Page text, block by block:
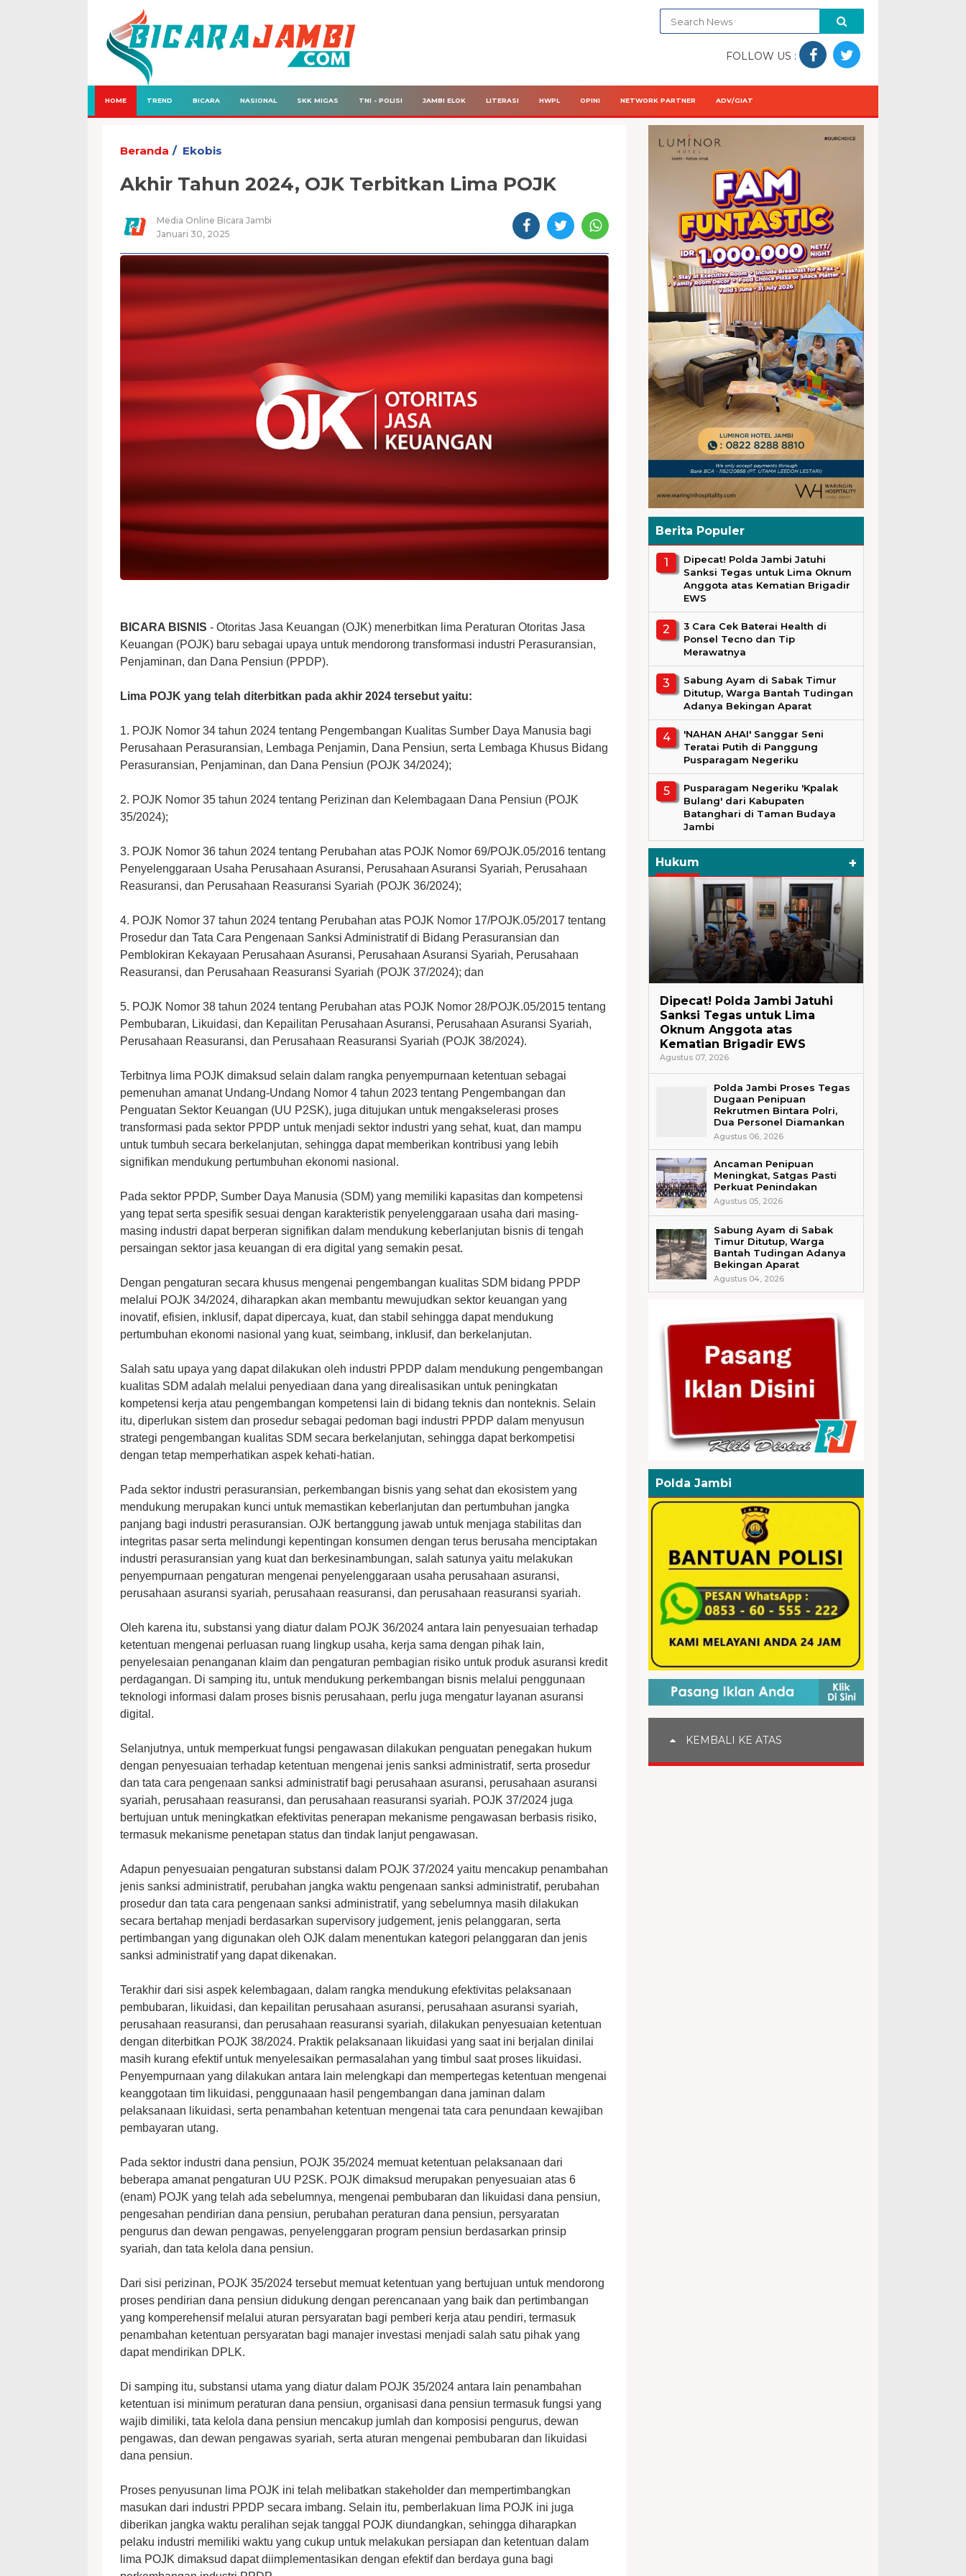
FOLLOW US :
HOME TREND BICARA NASIONAL SKK MIGAS TNI - POLISI JAMBI ELOK LITERASI HWPL OPINI NETWORK PARTNER ADV/GIAT
Beranda Ekobis
Akhir Tahun 2024, OJK Terbitkan Lima POJK
Media Online Bicara Jambi
Januari 30, 2025
BICARA BISNIS - Otoritas Jasa Keuangan (OJK) menerbitkan lima Peraturan Otoritas Jasa
Keuangan (POJK) baru sebagai upaya untuk mendorong transformasi industri Perasuransian,
Penjaminan, dan Dana Pensiun (PPDP).
Lima POJK yang telah diterbitkan pada akhir 2024 tersebut yaitu:
1. POJK Nomor 34 tahun 2024 tentang Pengembangan Kualitas Sumber Daya Manusia bagi
Perusahaan Perasuransian, Lembaga Penjamin, Dana Pensiun, serta Lembaga Khusus Bidang
Perasuransian, Penjaminan, dan Dana Pensiun (POJK 34/2024);
2. POJK Nomor 35 tahun 2024 tentang Perizinan dan Kelembagaan Dana Pensiun (POJK
35/2024);
3. POJK Nomor 36 tahun 2024 tentang Perubahan atas POJK Nomor 69/POJK.05/2016 tentang
Penyelenggaraan Usaha Perusahaan Asuransi, Perusahaan Asuransi Syariah, Perusahaan
Reasuransi, dan Perusahaan Reasuransi Syariah (POJK 36/2024);
4. POJK Nomor 37 tahun 2024 tentang Perubahan atas POJK Nomor 17/POJK.05/2017 tentang
Prosedur dan Tata Cara Pengenaan Sanksi Administratif di Bidang Perasuransian dan
Pemblokiran Kekayaan Perusahaan Asuransi, Perusahaan Asuransi Syariah, Perusahaan
Reasuransi, dan Perusahaan Reasuransi Syariah (POJK 37/2024); dan
5. POJK Nomor 38 tahun 2024 tentang Perubahan atas POJK Nomor 28/POJK.05/2015 tentang
Pembubaran, Likuidasi, dan Kepailitan Perusahaan Asuransi, Perusahaan Asuransi Syariah,
Perusahaan Reasuransi, dan Perusahaan Reasuransi Syariah (POJK 38/2024).
Terbitnya lima POJK dimaksud selain dalam rangka penyempurnaan ketentuan sebagai
pemenuhan amanat Undang-Undang Nomor 4 tahun 2023 tentang Pengembangan dan
Penguatan Sektor Keuangan (UU P2SK), juga ditujukan untuk mengakselerasi proses
transformasi pada sektor PPDP untuk menjadi sektor industri yang sehat, kuat, dan mampu
untuk tumbuh secara berkelanjutan, sehingga dapat memberikan kontribusi yang lebih
signifikan mendukung pertumbuhan ekonomi nasional.
Pada sektor PPDP, Sumber Daya Manusia (SDM) yang memiliki kapasitas dan kompetensi
yang tepat serta spesifik sesuai dengan karakteristik penyelenggaraan usaha dari masing-
masing industri dapat berperan signifikan dalam mendukung keberlanjutan bisnis di tengah
persaingan sektor jasa keuangan di era digital yang semakin pesat.
Dengan pengaturan secara khusus mengenai pengembangan kualitas SDM bidang PPDP
melalui POJK 34/2024, diharapkan akan membantu mewujudkan sektor keuangan yang
inovatif, efisien, inklusif, dapat dipercaya, kuat, dan stabil sehingga dapat mendukung
pertumbuhan ekonomi nasional yang kuat, seimbang, inklusif, dan berkelanjutan.
Salah satu upaya yang dapat dilakukan oleh industri PPDP dalam mendukung pengembangan
kualitas SDM adalah melalui penyediaan dana yang direalisasikan untuk peningkatan
kompetensi kerja atau pengembangan kompetensi lain di bidang teknis dan nonteknis. Selain
itu, diperlukan sistem dan prosedur sebagai pedoman bagi industri PPDP dalam menyusun
strategi pengembangan kualitas SDM secara berkelanjutan, sehingga dapat berkompetisi
dengan tetap memperhatikan aspek kehati-hatian.
Pada sektor industri perasuransian, perkembangan bisnis yang sehat dan ekosistem yang
mendukung merupakan kunci untuk memastikan keberlanjutan dan pertumbuhan jangka
panjang bagi industri perasuransian. OJK bertanggung jawab untuk menjaga stabilitas dan
integritas pasar serta melindungi kepentingan konsumen dengan terus berusaha menciptakan
industri perasuransian yang kuat dan berkesinambungan, salah satunya yaitu melakukan
penyempurnaan pengaturan mengenai penyelenggaraan usaha perusahaan asuransi,
perusahaan asuransi syariah, perusahaan reasuransi, dan perusahaan reasuransi syariah.
Oleh karena itu, substansi yang diatur dalam POJK 36/2024 antara lain penyesuaian terhadap
ketentuan mengenai perluasan ruang lingkup usaha, kerja sama dengan pihak lain,
penyelesaian penanganan klaim dan pengaturan pembagian risiko untuk produk asuransi kredit
perdagangan. Di samping itu, untuk mendukung perkembangan bisnis melalui penggunaan
teknologi informasi dalam proses bisnis perusahaan, perlu juga mengatur layanan asuransi
digital.
Selanjutnya, untuk memperkuat fungsi pengawasan dilakukan penguatan penegakan hukum
dengan penyesuaian terhadap ketentuan mengenai jenis sanksi administratif, serta prosedur
dan tata cara pengenaan sanksi administratif bagi perusahaan asuransi, perusahaan asuransi
syariah, perusahaan reasuransi, dan perusahaan reasuransi syariah. POJK 37/2024 juga
bertujuan untuk meningkatkan efektivitas penerapan mekanisme pengawasan berbasis risiko,
termasuk mekanisme penetapan status dan tindak lanjut pengawasan.
Adapun penyesuaian pengaturan substansi dalam POJK 37/2024 yaitu mencakup penambahan
jenis sanksi administratif, perubahan jangka waktu pengenaan sanksi administratif, perubahan
prosedur dan tata cara pengenaan sanksi administratif, yang sebelumnya masih dilakukan
secara bertahap menjadi berdasarkan supervisory judgement, jenis pelanggaran, serta
pertimbangan yang digunakan oleh OJK dalam menentukan kategori pelanggaran dan jenis
sanksi administratif yang dapat dikenakan.
Terakhir dari sisi aspek kelembagaan, dalam rangka mendukung efektivitas pelaksanaan
pembubaran, likuidasi, dan kepailitan perusahaan asuransi, perusahaan asuransi syariah,
perusahaan reasuransi, dan perusahaan reasuransi syariah, dilakukan penyesuaian ketentuan
dengan diterbitkan POJK 38/2024. Praktik pelaksanaan likuidasi yang saat ini berjalan dinilai
masih kurang efektif untuk menyelesaikan permasalahan yang timbul saat proses likuidasi.
Penyempurnaan yang dilakukan antara lain melengkapi dan mempertegas ketentuan mengenai
keanggotaan tim likuidasi, penggunaaan hasil pengembangan dana jaminan dalam
pelaksanaan likuidasi, serta penambahan ketentuan mengenai tata cara penundaan kewajiban
pembayaran utang.
Pada sektor industri dana pensiun, POJK 35/2024 memuat ketentuan pelaksanaan dari
beberapa amanat pengaturan UU P2SK. POJK dimaksud merupakan penyesuaian atas 6
(enam) POJK yang telah ada sebelumnya, mengenai pembubaran dan likuidasi dana pensiun,
pengesahan pendirian dana pensiun, perubahan peraturan dana pensiun, persyaratan
pengurus dan dewan pengawas, penyelenggaran program pensiun berdasarkan prinsip
syariah, dan tata kelola dana pensiun.
Dari sisi perizinan, POJK 35/2024 tersebut memuat ketentuan yang bertujuan untuk mendorong
proses pendirian dana pensiun didukung dengan perencanaan yang baik dan pertimbangan
yang komperehensif melalui aturan persyaratan bagi pemberi kerja atau pendiri, termasuk
penambahan ketentuan persyaratan bagi manajer investasi menjadi salah satu pihak yang
dapat mendirikan DPLK.
Di samping itu, substansi utama yang diatur dalam POJK 35/2024 antara lain penambahan
ketentuan isi minimum peraturan dana pensiun, organisasi dana pensiun termasuk fungsi yang
wajib dimiliki, tata kelola dana pensiun mencakup jumlah dan komposisi pengurus, dewan
pengawas, dan dewan pengawas syariah, serta aturan mengenai pembubaran dan likuidasi
dana pensiun.
Proses penyusunan lima POJK ini telah melibatkan stakeholder dan mempertimbangkan
masukan dari industri PPDP secara imbang. Selain itu, pemberlakuan lima POJK ini juga
diberikan jangka waktu peralihan sejak tanggal POJK diundangkan, sehingga diharapkan
pelaku industri memiliki waktu yang cukup untuk melakukan persiapan dan ketentuan dalam
lima POJK dimaksud dapat diimplementasikan dengan efektif dan berdaya guna bagi
Berita Populer
Dipecat! Polda Jambi Jatuhi
Sanksi Tegas untuk Lima Oknum
Anggota atas Kematian Brigadir
EWS
3 Cara Cek Baterai Health di
Ponsel Tecno dan Tip
Merawatnya
Sabung Ayam di Sabak Timur
Ditutup, Warga Bantah Tudingan
Adanya Bekingan Aparat
'NAHAN AHAI' Sanggar Seni
Teratai Putih di Panggung
Pusparagam Negeriku
Pusparagam Negeriku 'Kpalak
Bulang' dari Kabupaten
Batanghari di Taman Budaya
Jambi
Hukum +
Dipecat! Polda Jambi Jatuhi
Sanksi Tegas untuk Lima
Oknum Anggota atas
Kematian Brigadir EWS
Agustus 07, 2026
Polda Jambi Proses Tegas
Dugaan Penipuan
Rekrutmen Bintara Polri,
Dua Personel Diamankan
Agustus 06, 2026
Ancaman Penipuan
Meningkat, Satgas Pasti
Perkuat Penindakan
Agustus 05, 2026
Sabung Ayam di Sabak
Timur Ditutup, Warga
Bantah Tudingan Adanya
Bekingan Aparat
Agustus 04, 2026
Polda Jambi
KEMBALI KE ATAS